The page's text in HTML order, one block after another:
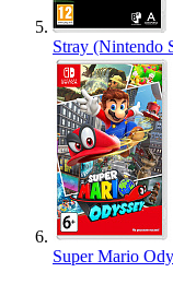
Stray (Nintendo
Super Mario